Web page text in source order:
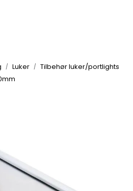
Luker
Tilbehør luker/portlights